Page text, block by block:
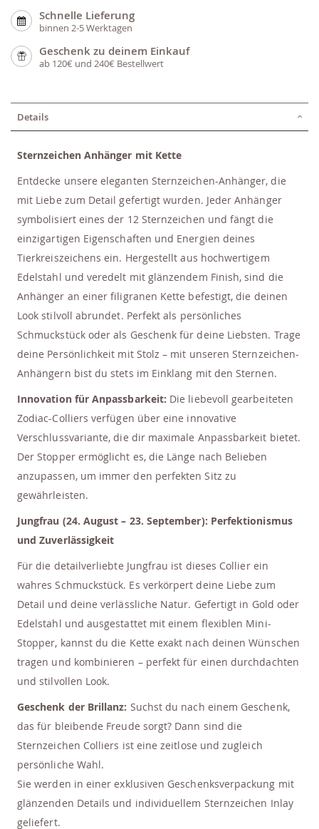
Schnelle Lieferung
binnen 2-5 Werktagen
Geschenk zu deinem Einkauf
ab 120€ und 240€ Bestellwert
Details
Sternzeichen Anhänger mit Kette
Entdecke unsere eleganten Sternzeichen-Anhänger, die
mit Liebe zum Detail gefertigt wurden. Jeder Anhänger
symbolisiert eines der 12 Sternzeichen und fängt die
einzigartigen Eigenschaften und Energien deines
Tierkreiszeichens ein. Hergestellt aus hochwertigem
Edelstahl und veredelt mit glänzendem Finish, sind die
Anhänger an einer filigranen Kette befestigt, die deinen
Look stilvoll abrundet. Perfekt als persönliches
Schmuckstück oder als Geschenk für deine Liebsten. Trage
deine Persönlichkeit mit Stolz – mit unseren Sternzeichen-
Anhängern bist du stets im Einklang mit den Sternen.
Innovation für Anpassbarkeit: Die liebevoll gearbeiteten
Zodiac-Colliers verfügen über eine innovative
Verschlussvariante, die dir maximale Anpassbarkeit bietet.
Der Stopper ermöglicht es, die Länge nach Belieben
anzupassen, um immer den perfekten Sitz zu
gewährleisten.
Jungfrau (24. August – 23. September): Perfektionismus
und Zuverlässigkeit
Für die detailverliebte Jungfrau ist dieses Collier ein
wahres Schmuckstück. Es verkörpert deine Liebe zum
Detail und deine verlässliche Natur. Gefertigt in Gold oder
Edelstahl und ausgestattet mit einem flexiblen Mini-
Stopper, kannst du die Kette exakt nach deinen Wünschen
tragen und kombinieren – perfekt für einen durchdachten
und stilvollen Look.
Geschenk der Brillanz: Suchst du nach einem Geschenk,
das für bleibende Freude sorgt? Dann sind die
Sternzeichen Colliers ist eine zeitlose und zugleich
persönliche Wahl.
Sie werden in einer exklusiven Geschenksverpackung mit
glänzenden Details und individuellem Sternzeichen Inlay
geliefert.